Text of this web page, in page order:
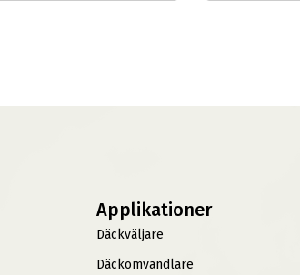
Applikationer
Däckväljare
Däckomvandlare